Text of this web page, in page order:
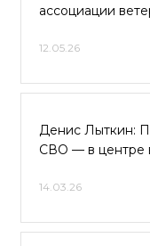
ассоциации
12.05.26
Денис Лыткин:
СВО — в центре
14.03.26